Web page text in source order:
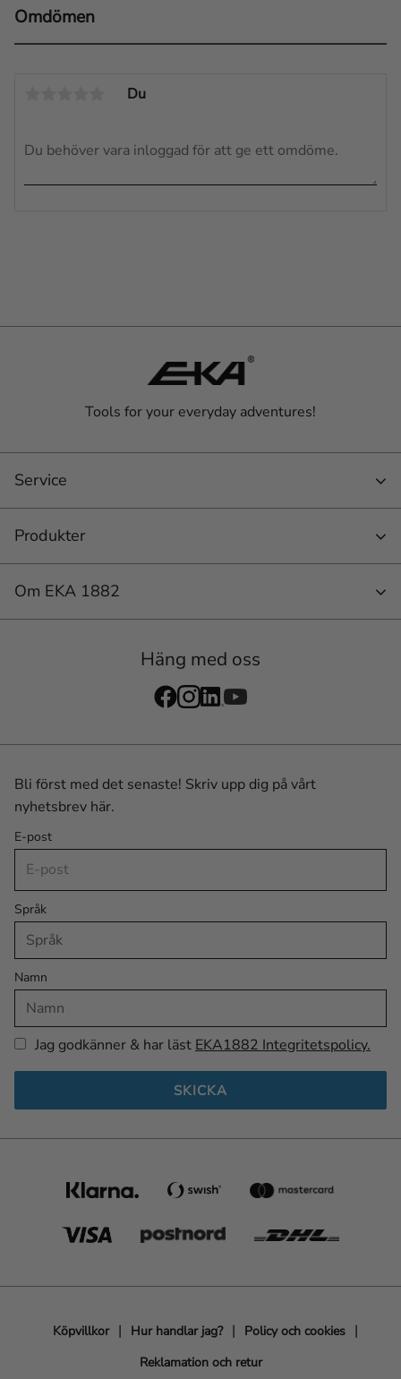
Omdömen
Du
Tools for your everyday adventures!
Service
Produkter
Om EKA 1882
Häng med oss
Bli först med det senaste! Skriv upp dig på vårt
nyhetsbrev här.
E-post
Språk
Namn
Jag godkänner & har läst EKA1882 Integritetspolicy.
SKICKA
Köpvillkor Hur handlar jag?
Policy och cookies
Reklamation och retur